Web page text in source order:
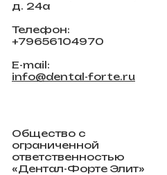
д. 24а
Телефон:
+79656104970
E-mail:
info@dental-forte.ru
Общество с
ограниченной
ответственностью
«Дентал-Форте Элит»